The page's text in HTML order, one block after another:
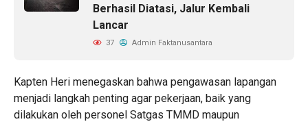
Berhasil Diatasi, Jalur Kembali
Lancar
37 Admin Faktanusantara
Kapten Heri menegaskan bahwa pengawasan lapangan
menjadi langkah penting agar pekerjaan, baik yang
dilakukan oleh personel Satgas TMMD maupun